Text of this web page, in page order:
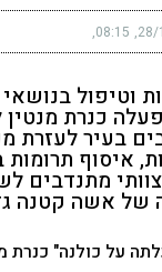
28/
08:15
וטיפול
כנרת
בעיר לעזרת
איסוף תרומות
מתנדבים
של אשה קטנה